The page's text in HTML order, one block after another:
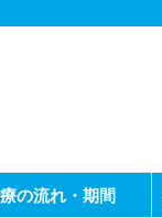
の流れ・期間